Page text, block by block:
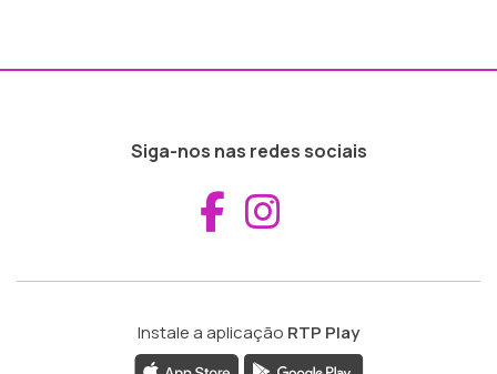
Siga-nos nas redes sociais
Aceder ao
Instale a aplicação RTP Play